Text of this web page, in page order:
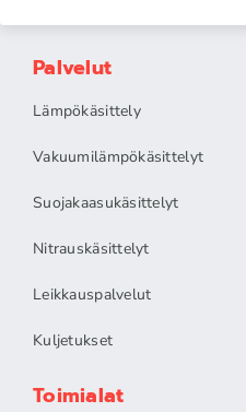
Palvelut
Lämpökäsittely
Vakuumilämpökäsittelyt
Suojakaasukäsittelyt
Nitrauskäsittelyt
Leikkauspalvelut
Kuljetukset
Toimialat